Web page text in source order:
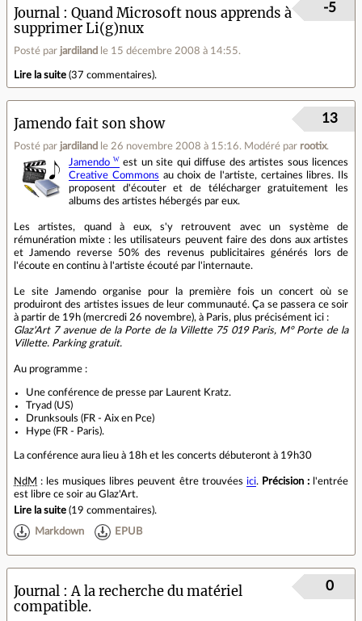
Journal
Quand Microsoft nous apprends à
supprimer Li(g)nux
Posté par jardiland le 15 décembre 2008 à 14:55.
-5
Lire la suite (37 commentaires).
Jamendo fait son show
Posté par jardiland le 26 novembre 2008 à 15:16. Modéré par rootix.
13
Jamendo
est un site qui diffuse des artistes sous licences
Creative Commons au choix de l'artiste, certaines libres. Ils
proposent d'écouter et de télécharger gratuitement les
albums des artistes hébergés par eux.
Les artistes, quand à eux, s'y retrouvent avec un système de
rémunération mixte : les utilisateurs peuvent faire des dons aux artistes
et Jamendo reverse 50% des revenus publicitaires générés lors de
l'écoute en continu à l'artiste écouté par l'internaute.
Le site Jamendo organise pour la première fois un concert où se
produiront des artistes issues de leur communauté. Ça se passera ce soir
à partir de 19h (mercredi 26 novembre), à Paris, plus précisément ici :
Glaz'Art 7 avenue de la Porte de la Villette 75 019 Paris, M° Porte de la
Villette. Parking gratuit.
Au programme :
Une conférence de presse par Laurent Kratz.
Tryad (US)
Drunksouls (FR - Aix en Pce)
Hype (FR - Paris).
La conférence aura lieu à 18h et les concerts débuteront à 19h30
NdM : les musiques libres peuvent être trouvées ici. Précision :l'entrée
est libre ce soir au Glaz'Art.
Lire la suite (19 commentaires).
Markdown EPUB
Journal
A la recherche du matériel
compatible.
0